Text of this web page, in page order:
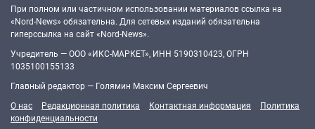
При полном или частичном использовании материалов ссылка на
«Nord-News» обязательна. Для сетевых изданий обязательна
гиперссылка на сайт «Nord-News».
Учредитель — ООО «ИКС-МАРКЕТ», ИНН 5190310423, ОГРН
1035100155133
Главный редактор — Голямин Максим Сергеевич
О нас
Редакционная политика Контактная информация
Политика
конфиденциальности